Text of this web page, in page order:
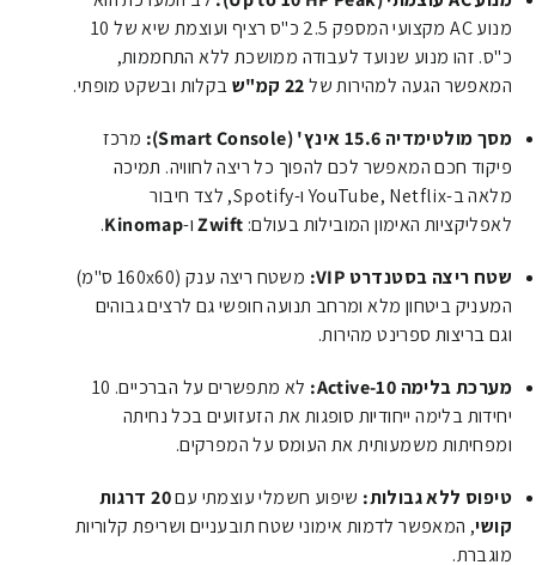
מנוע AC מקצועי המספק 2.5 כ"ס רציף ועוצמת שיא של 10
כ"ס. זהו מנוע שנועד לעבודה ממושכת ללא התחממות,
המאפשר הגעה למהירות של22 קמ"ש בקלות ובשקט מופתי.
מסך מולטימדיה 15.6 אינץ' (Smart Console):
מרכז
פיקוד חכם המאפשר לכם להפוך כל ריצה לחוויה. תמיכה
מלאה ב-YouTube, Netflix ו-Spotify, לצד חיבור
לאפליקציות האימון המובילות בעולם: Zwiftו-Kinomap
.
שטח ריצה בסטנדרט VIP:
משטח ריצה ענק (160x60 ס"מ)
המעניק ביטחון מלא ומרחב תנועה חופשי גם לרצים גבוהים
וגם בריצות ספרינט מהירות.
מערכת בלימה Active-10:
לא מתפשרים על הברכיים. 10
יחידות בלימה ייחודיות סופגות את הזעזועים בכל נחיתה
ומפחיתות משמעותית את העומס על המפרקים.
טיפוס ללא גבולות: שיפוע חשמלי עוצמתי עם
20 דרגות
קושי, המאפשר לדמות אימוני שטח תובעניים ושריפת קלוריות
מוגברת.